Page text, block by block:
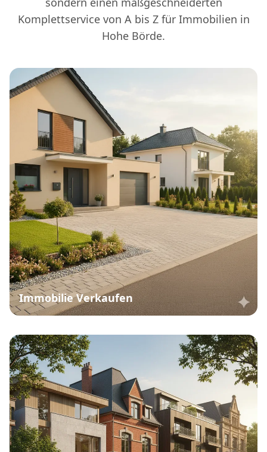
Komplettservice von A bis Z für Immobilien in
Hohe Börde.
Immobilie Verkaufen